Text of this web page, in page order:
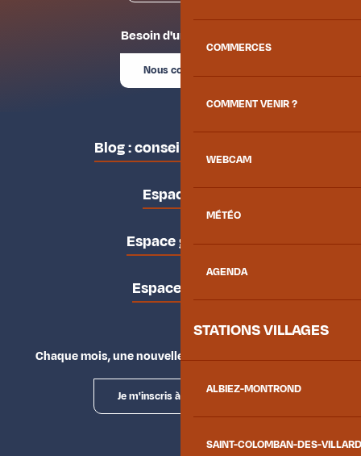
COMMERCES
COMMENT VENIR ?
WEBCAM
MÉTÉO
AGENDA
STATIONS VILLAGES
ALBIEZ-MONTROND
SAINT-COLOMBAN-DES-
Besoin d'un conseil ?
Nous contacter
Blog : conseils des locaux
Espace pro
Espace groupes
Espace presse
Chaque mois, une nouvelle façon d'explorer la vallée.
Je m'inscris à la newsletter